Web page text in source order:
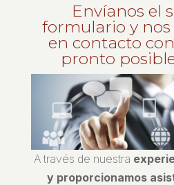
Envíanos el
formulario y
en contacto
pronto
A través de nuestra
y proporcionamos